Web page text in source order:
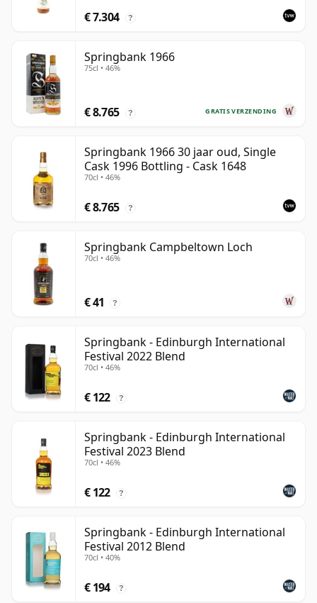
€ 7.304 ?
Springbank 1966
75cl • 46%
GRATIS VERZENDING
€ 8.765 ?
Springbank 1966 30 jaar oud, Single
Cask 1996 Bottling - Cask 1648
70cl • 46%
€ 8.765 ?
Springbank Campbeltown Loch
70cl • 46%
€ 41 ?
Springbank - Edinburgh International
Festival 2022 Blend
70cl • 46%
€ 122 ?
Springbank - Edinburgh International
Festival 2023 Blend
70cl • 46%
€ 122 ?
Springbank - Edinburgh International
Festival 2012 Blend
70cl • 40%
€ 194 ?